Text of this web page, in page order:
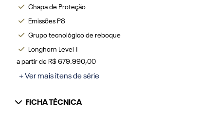
Chapa de Proteção
Emissões P8
Grupo tecnológico de reboque
Longhorn Level 1
a partir de R$ 679.990,00
+ Ver mais itens de série
FICHA TÉCNICA